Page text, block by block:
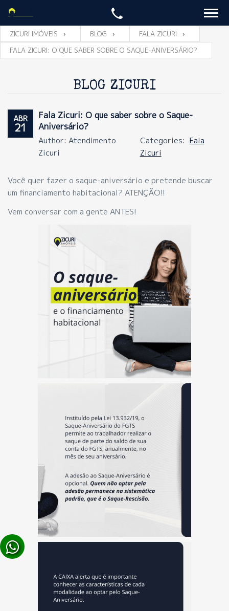
ZICURI IMÓVEIS BLOG
FALA ZICURI
FALA ZICURI: O QUE SABER SOBRE O SAQUE-ANIVERSÁRIO?
BLOG ZICURI
ABR
21
Fala Zicuri: O que saber sobre o Saque-
Aniversário?
Author: Atendimento
Zicuri
Categories: Fala
Zicuri
Você quer fazer o saque-aniversário e pretende buscar
um financiamento habitacional? ATENÇÃO!!
Vem conversar com a gente ANTES!